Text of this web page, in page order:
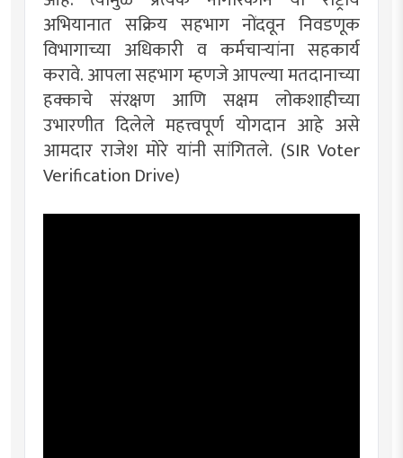
अभियानात सक्रिय सहभाग नोंदवून निवडणूक
विभागाच्या अधिकारी व कर्मचाऱ्यांना सहकार्य
करावे. आपला सहभाग म्हणजे आपल्या मतदानाच्या
हक्काचे संरक्षण आणि सक्षम लोकशाहीच्या
उभारणीत दिलेले महत्त्वपूर्ण योगदान आहे असे
आमदार राजेश मोरे यांनी सांगितले. (SIR Voter
Verification Drive)